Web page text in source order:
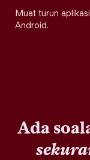
Muat turun
Android.
Ada